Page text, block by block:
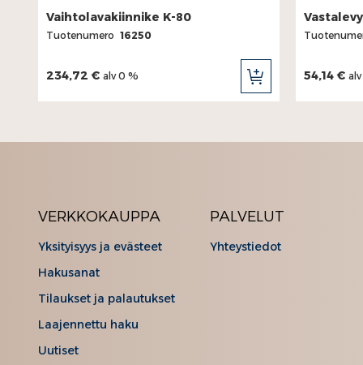
Vaihtolavakiinnike K-80
Tuotenumero 16250
234,72 € alv 0 %
LISÄÄ
54,14 €
VERKKOKAUPPA
Yksityisyys ja evästeet
Hakusanat
Tilaukset ja palautukset
Laajennettu haku
Uutiset
PALVELUT
Yhteystiedot